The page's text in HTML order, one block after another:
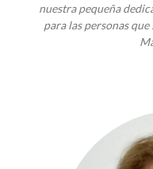
nuestra pequeña
para las personas